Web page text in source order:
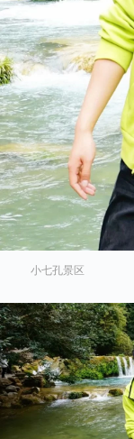
小七孔景区